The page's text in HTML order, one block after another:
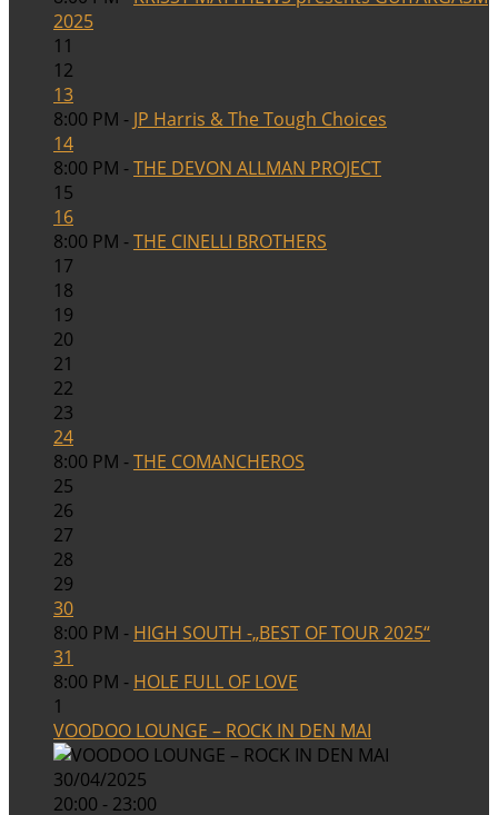
2025
11
12
13
8:00 PM - JP Harris & The Tough Choices
14
8:00 PM -THE DEVON ALLMAN PROJECT
15
16
8:00 PM -THE CINELLI BROTHERS
17
18
19
20
21
22
23
24
8:00 PM -THE COMANCHEROS
25
26
27
28
29
30
8:00 PM - HIGH SOUTH -„BEST OF TOUR 2025“
31
8:00 PM - HOLE FULL OF LOVE
1
VOODOO LOUNGE – ROCK IN DEN MAI
30/04/2025
20:00 - 23:00